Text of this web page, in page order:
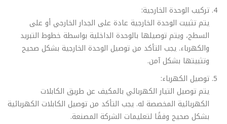
تركيب الوحدة الخارجية:
يتم تثبيت الوحدة الخارجية عادة على الجدار الخارجي أو على
السطح، ويتم توصيلها بالوحدة الداخلية بواسطة خطوط التبريد
والكهرباء. يجب التأكد من توصيل الوحدة الخارجية بشكل صحيح
وتثبيتها بشكل آمن.
توصيل الكهرباء:
يتم توصيل التيار الكهربائي بالمكيف عن طريق الكابلات
الكهربائية المخصصة له. يجب التأكد من توصيل الكابلات الكهربائية
بشكل صحيح وفقًا لتعليمات الشركة المصنعة.